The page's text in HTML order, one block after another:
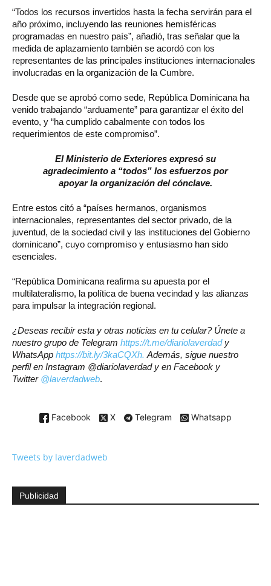
“Todos los recursos invertidos hasta la fecha servirán para el
año próximo, incluyendo las reuniones hemisféricas
programadas en nuestro país”, añadió, tras señalar que la
medida de aplazamiento también se acordó con los
representantes de las principales instituciones internacionales
involucradas en la organización de la Cumbre.
Desde que se aprobó como sede, República Dominicana ha
venido trabajando “arduamente” para garantizar el éxito del
evento, y “ha cumplido cabalmente con todos los
requerimientos de este compromiso”.
El Ministerio de Exteriores expresó su
agradecimiento a “todos” los esfuerzos por
apoyar la organización del cónclave.
Entre estos citó a “países hermanos, organismos
internacionales, representantes del sector privado, de la
juventud, de la sociedad civil y las instituciones del Gobierno
dominicano”, cuyo compromiso y entusiasmo han sido
esenciales.
“República Dominicana reafirma su apuesta por el
multilateralismo, la política de buena vecindad y las alianzas
para impulsar la integración regional.
¿Deseas recibir esta y otras noticias en tu celular? Únete a
nuestro grupo de Telegram https://t.me/diariolaverdady
WhatsApp https://bit.ly/3kaCQXh. Además, sigue nuestro
perfil en Instagram @diariolaverdad y en Facebook y
Twitter @laverdadweb.
Facebook X Telegram Whatsapp
Tweets by laverdadweb
Publicidad